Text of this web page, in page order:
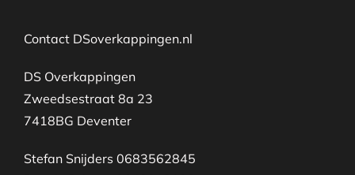
Contact DSoverkappingen.nl
DS Overkappingen
Zweedsestraat 8a 23
7418BG Deventer
Stefan Snijders 0683562845